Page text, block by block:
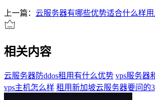
上一篇： 云服务器有哪些优势适合什么样用
相关内容
云服务器防ddos租用有什么优势 vps服务器
vps主机怎么样 租用新加坡云服务器要问的